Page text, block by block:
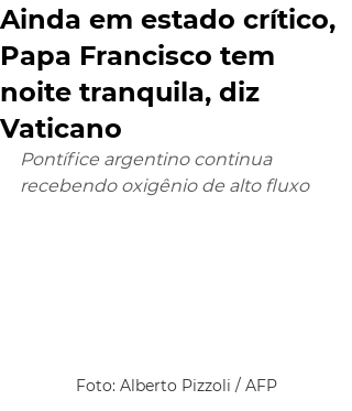
Ainda em estado crítico,
Papa Francisco tem
noite tranquila, diz
Vaticano
Pontífice argentino continua
recebendo oxigênio de alto fluxo
Foto: Alberto Pizzoli / AFP